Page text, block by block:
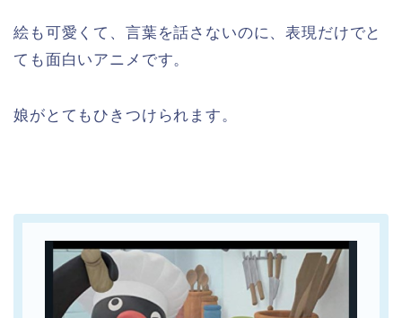
絵も可愛くて、言葉を話さないのに、表現だけでと
ても面白いアニメです。
娘がとてもひきつけられます。